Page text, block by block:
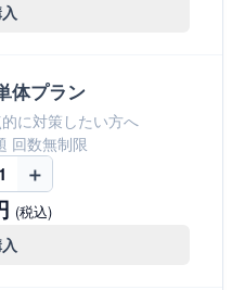
体プラン
に対策したい方へ
回数無制限
1 ＋
(税込)